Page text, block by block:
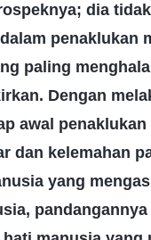
dia
penaklukan
paling
Dengan
awal
dan kelemahan
yang